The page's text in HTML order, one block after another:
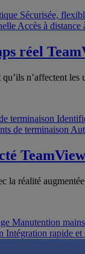
Sécurisée,
Accès à distance
réel
n’affectent les
terminaison
de terminaison
la réalité
Manutention
Intégration rapide